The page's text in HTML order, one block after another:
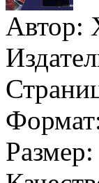
Автор:
Размер: